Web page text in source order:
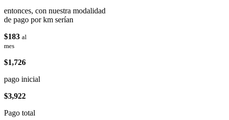
entonces, con nuestra modalidad
de pago por km serían
$183 al
mes
$1,726
pago inicial
$3,922
Pago total